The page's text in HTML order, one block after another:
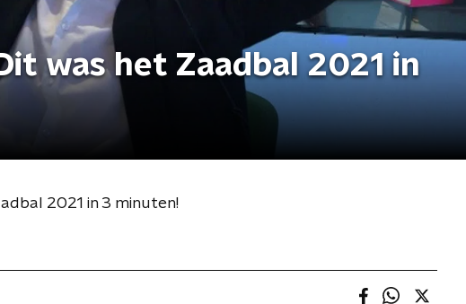
was het Zaadbal 2021 in
2021 in 3 minuten!